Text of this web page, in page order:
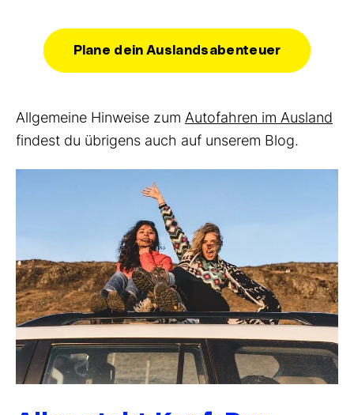
Plane dein Auslandsabenteuer
Allgemeine Hinweise zum Autofahren im Ausland
findest du übrigens auch auf unserem Blog.